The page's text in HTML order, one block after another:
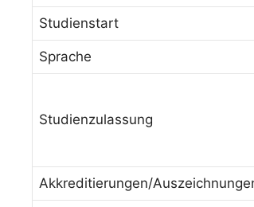
Studienstart
Sprache
Studienzulassung
Akkreditierungen/